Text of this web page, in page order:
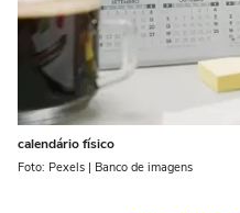
calendário físico
Foto: Pexels | Banco de imagens